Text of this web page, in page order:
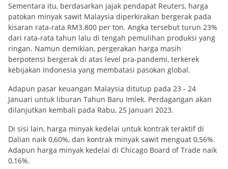
Sementara itu, berdasarkan jajak pendapat Reuters, harga
patokan minyak sawit Malaysia diperkirakan bergerak pada
kisaran rata-rata RM3.800 per ton. Angka tersebut turun 23%
dari rata-rata tahun lalu di tengah pemulihan produksi yang
ringan. Namun demikian, pergerakan harga masih
berpotensi bergerak di atas level pra-pandemi, terkerek
kebijakan Indonesia yang membatasi pasokan global.
Adapun pasar keuangan Malaysia ditutup pada 23 - 24
Januari untuk liburan Tahun Baru Imlek. Perdagangan akan
dilanjutkan kembali pada Rabu, 25 Januari 2023.
Di sisi lain, harga minyak kedelai untuk kontrak teraktif di
Dalian naik 0,60%, dan kontrak minyak sawit menguat 0,56%.
Adapun harga minyak kedelai di Chicago Board of Trade naik
0,16%.